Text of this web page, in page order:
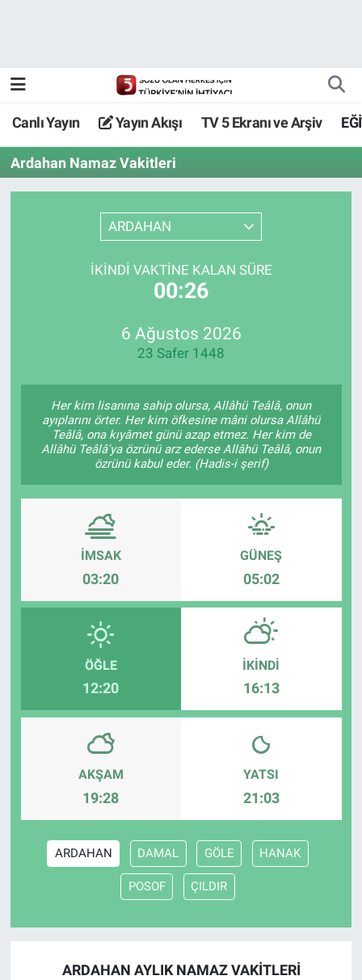
Canlı Yayın Yayın Akışı TV 5 Ekranı ve Arşiv
Ardahan Namaz Vakitleri
ARDAHAN
İKINDI VAKTİNE KALAN SÜRE
00:26
6 Ağustos 2026
23 Safer 1448
Her kim lisanına sahip olursa, Allâhü Teâlâ, onun
ayıplarını örter. Her kim öfkesine mâni olursa Allâhü
Teâlâ, ona kıyâmet günü azap etmez. Her kim de
Allâhü Teâlâ'ya özrünü arz ederse Allâhü Teâlâ, onun
özrünü kabul eder. (Hadis-i şerif)
İMSAK
03:20
GÜNEŞ
05:02
ÖĞLE
12:20
İKINDI
16:13
AKŞAM
19:28
YATSI
21:03
ARDAHAN DAMAL GÖLE HANAK
POSOF ÇILDIR
ARDAHAN AYLIK NAMAZ VAKITLERI
TV 5 Ekranı ve Arşiv